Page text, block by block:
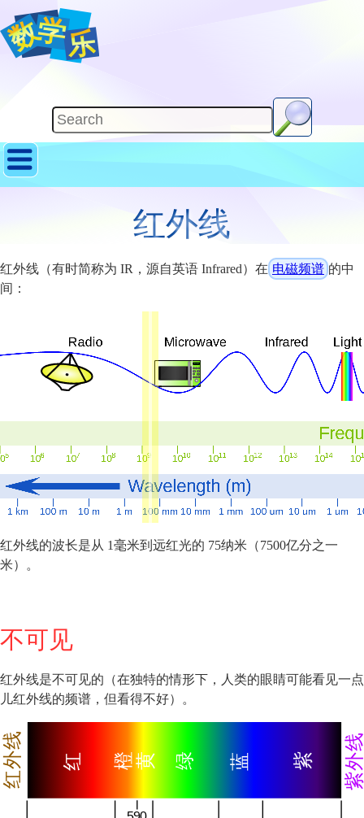
红外线
红外线（有时简称为 IR，源自英语 Infrared）在 电磁频谱 的中
间：
红外线的波长是从 1毫米到远红光的 75纳米（7500亿分之一
米）。
不可见
红外线是不可见的（在独特的情形下，人类的眼睛可能看见一点
儿红外线的频谱，但看得不好）。